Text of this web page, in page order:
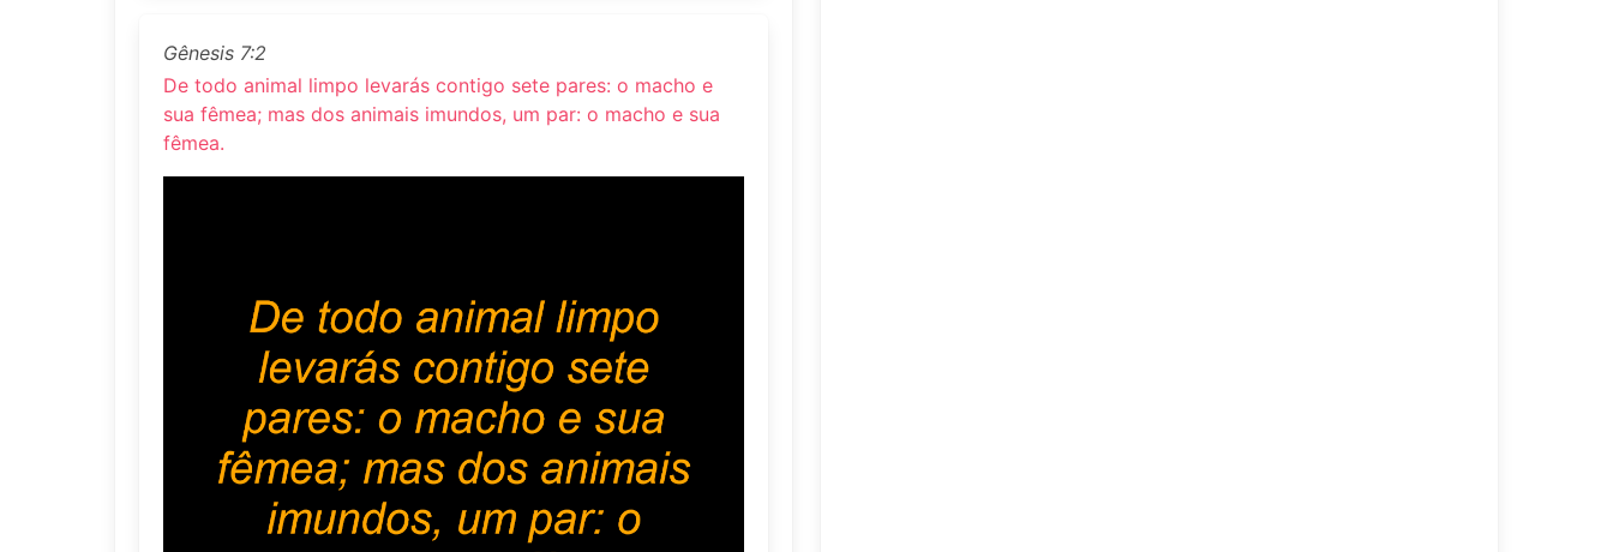
Gênesis 7:2
De todo animal limpo levarás contigo sete pares: o macho e
sua fêmea; mas dos animais imundos, um par: o macho e sua
fêmea.